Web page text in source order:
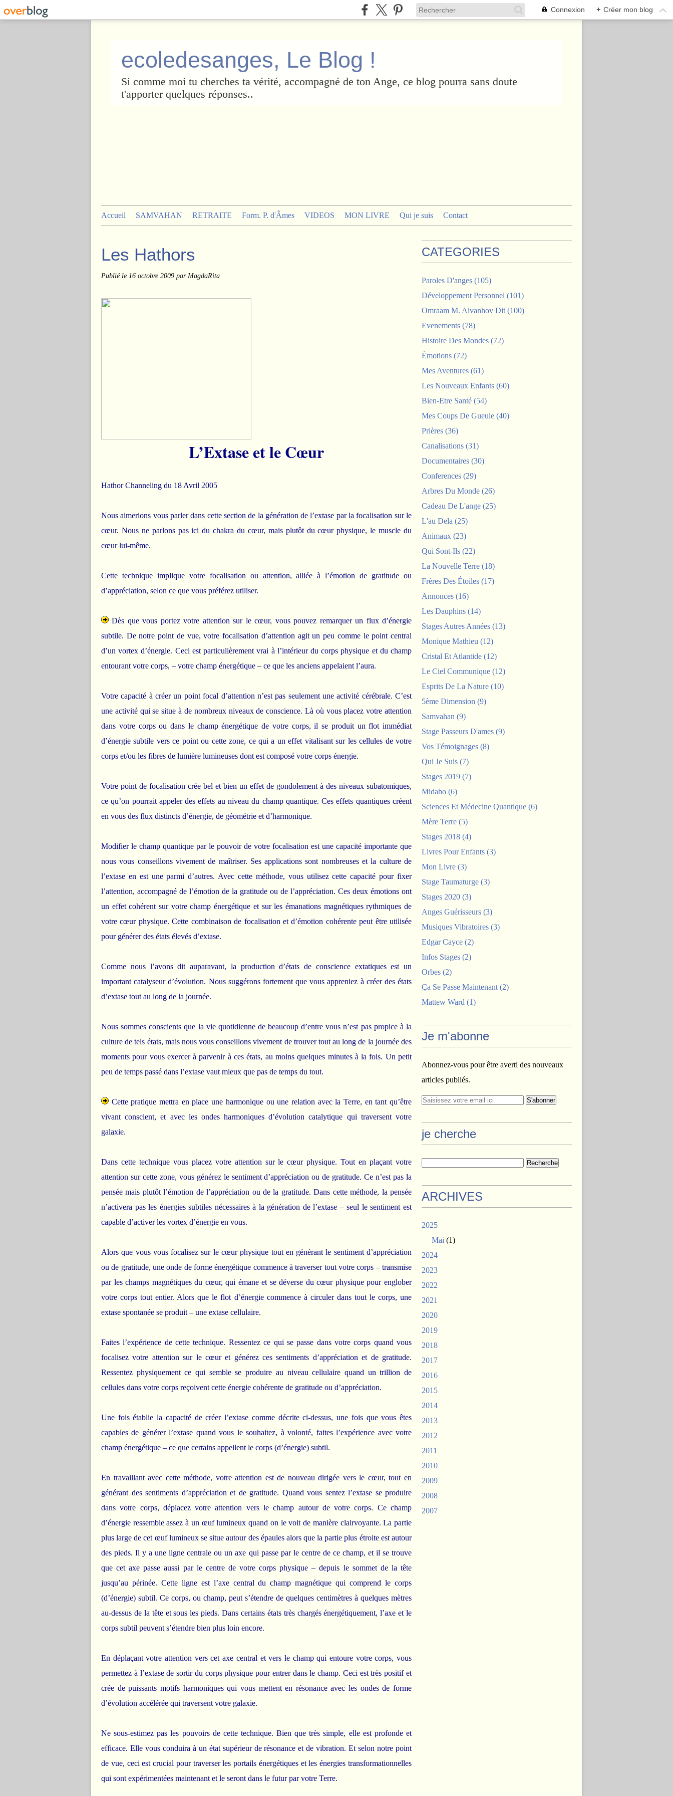
Connexion + Créer mon blog
ecoledesanges, Le Blog !
Si comme moi tu cherches ta vérité, accompagné de ton Ange, ce blog pourra sans doute
t'apporter quelques réponses..
Accueil SAMVAHAN RETRAITE Form. P. d'Âmes VIDEOS MON LIVRE Qui je suis Contact
Les Hathors
Publié le 16 octobre 2009 par MagdaRita
L’Extase et le Cœur
Hathor Channeling du 18 Avril 2005
Nous aimerions vous parler dans cette section de la génération de l’extase par la focalisation sur le
cœur. Nous ne parlons pas ici du chakra du cœur, mais plutôt du cœur physique, le muscle du
cœur lui-même.
Cette technique implique votre focalisation ou attention, alliée à l’émotion de gratitude ou
d’appréciation, selon ce que vous préférez utiliser.
Dès que vous portez votre attention sur le cœur, vous pouvez remarquer un flux d’énergie
subtile. De notre point de vue, votre focalisation d’attention agit un peu comme le point central
d’un vortex d’énergie. Ceci est particulièrement vrai à l’intérieur du corps physique et du champ
entourant votre corps, – votre champ énergétique – ce que les anciens appelaient l’aura.
Votre capacité à créer un point focal d’attention n’est pas seulement une activité cérébrale. C’est
une activité qui se situe à de nombreux niveaux de conscience. Là où vous placez votre attention
dans votre corps ou dans le champ énergétique de votre corps, il se produit un flot immédiat
d’énergie subtile vers ce point ou cette zone, ce qui a un effet vitalisant sur les cellules de votre
corps et/ou les fibres de lumière lumineuses dont est composé votre corps énergie.
Votre point de focalisation crée bel et bien un effet de gondolement à des niveaux subatomiques,
ce qu’on pourrait appeler des effets au niveau du champ quantique. Ces effets quantiques créent
en vous des flux distincts d’énergie, de géométrie et d’harmonique.
Modifier le champ quantique par le pouvoir de votre focalisation est une capacité importante que
nous vous conseillons vivement de maîtriser. Ses applications sont nombreuses et la culture de
l’extase en est une parmi d’autres. Avec cette méthode, vous utilisez cette capacité pour fixer
l’attention, accompagné de l’émotion de la gratitude ou de l’appréciation. Ces deux émotions ont
un effet cohérent sur votre champ énergétique et sur les émanations magnétiques rythmiques de
votre cœur physique. Cette combinaison de focalisation et d’émotion cohérente peut être utilisée
pour générer des états élevés d’extase.
Comme nous l’avons dit auparavant, la production d’états de conscience extatiques est un
important catalyseur d’évolution. Nous suggérons fortement que vous appreniez à créer des états
d’extase tout au long de la journée.
Nous sommes conscients que la vie quotidienne de beaucoup d’entre vous n’est pas propice à la
culture de tels états, mais nous vous conseillons vivement de trouver tout au long de la journée des
moments pour vous exercer à parvenir à ces états, au moins quelques minutes à la fois. Un petit
peu de temps passé dans l’extase vaut mieux que pas de temps du tout.
Cette pratique mettra en place une harmonique ou une relation avec la Terre, en tant qu’être
vivant conscient, et avec les ondes harmoniques d’évolution catalytique qui traversent votre
galaxie.
Dans cette technique vous placez votre attention sur le cœur physique. Tout en plaçant votre
attention sur cette zone, vous générez le sentiment d’appréciation ou de gratitude. Ce n’est pas la
pensée mais plutôt l’émotion de l’appréciation ou de la gratitude. Dans cette méthode, la pensée
n’activera pas les énergies subtiles nécessaires à la génération de l’extase – seul le sentiment est
capable d’activer les vortex d’énergie en vous.
Alors que vous vous focalisez sur le cœur physique tout en générant le sentiment d’appréciation
ou de gratitude, une onde de forme énergétique commence à traverser tout votre corps – transmise
par les champs magnétiques du cœur, qui émane et se déverse du cœur physique pour englober
votre corps tout entier. Alors que le flot d’énergie commence à circuler dans tout le corps, une
extase spontanée se produit – une extase cellulaire.
Faites l’expérience de cette technique. Ressentez ce qui se passe dans votre corps quand vous
focalisez votre attention sur le cœur et générez ces sentiments d’appréciation et de gratitude.
Ressentez physiquement ce qui semble se produire au niveau cellulaire quand un trillion de
cellules dans votre corps reçoivent cette énergie cohérente de gratitude ou d’appréciation.
Une fois établie la capacité de créer l’extase comme décrite ci-dessus, une fois que vous êtes
capables de générer l’extase quand vous le souhaitez, à volonté, faites l’expérience avec votre
champ énergétique – ce que certains appellent le corps (d’énergie) subtil.
En travaillant avec cette méthode, votre attention est de nouveau dirigée vers le cœur, tout en
générant des sentiments d’appréciation et de gratitude. Quand vous sentez l’extase se produire
dans votre corps, déplacez votre attention vers le champ autour de votre corps. Ce champ
d’énergie ressemble assez à un œuf lumineux quand on le voit de manière clairvoyante. La partie
plus large de cet œuf lumineux se situe autour des épaules alors que la partie plus étroite est autour
des pieds. Il y a une ligne centrale ou un axe qui passe par le centre de ce champ, et il se trouve
que cet axe passe aussi par le centre de votre corps physique – depuis le sommet de la tête
jusqu’au périnée. Cette ligne est l’axe central du champ magnétique qui comprend le corps
(d’énergie) subtil. Ce corps, ou champ, peut s’étendre de quelques centimètres à quelques mètres
au-dessus de la tête et sous les pieds. Dans certains états très chargés énergétiquement, l’axe et le
corps subtil peuvent s’étendre bien plus loin encore.
En déplaçant votre attention vers cet axe central et vers le champ qui entoure votre corps, vous
permettez à l’extase de sortir du corps physique pour entrer dans le champ. Ceci est très positif et
crée de puissants motifs harmoniques qui vous mettent en résonance avec les ondes de forme
d’évolution accélérée qui traversent votre galaxie.
Ne sous-estimez pas les pouvoirs de cette technique. Bien que très simple, elle est profonde et
efficace. Elle vous conduira à un état supérieur de résonance et de vibration. Et selon notre point
de vue, ceci est crucial pour traverser les portails énergétiques et les énergies transformationnelles
qui sont expérimentées maintenant et le seront dans le futur par votre Terre.
CATEGORIES
Paroles D'anges (105)
Développement Personnel (101)
Omraam M. Aivanhov Dit (100)
Evenements (78)
Histoire Des Mondes (72)
Émotions (72)
Mes Aventures (61)
Les Nouveaux Enfants (60)
Bien-Etre Santé (54)
Mes Coups De Gueule (40)
Prières (36)
Canalisations (31)
Documentaires (30)
Conferences (29)
Arbres Du Monde (26)
Cadeau De L'ange (25)
L'au Dela (25)
Animaux (23)
Qui Sont-Ils (22)
La Nouvelle Terre (18)
Frères Des Étoiles (17)
Annonces (16)
Les Dauphins (14)
Stages Autres Années (13)
Monique Mathieu (12)
Cristal Et Atlantide (12)
Le Ciel Communique (12)
Esprits De La Nature (10)
5ème Dimension (9)
Samvahan (9)
Stage Passeurs D'ames (9)
Vos Témoignages (8)
Qui Je Suis (7)
Stages 2019 (7)
Midaho (6)
Sciences Et Médecine Quantique (6)
Mère Terre (5)
Stages 2018 (4)
Livres Pour Enfants (3)
Mon Livre (3)
Stage Taumaturge (3)
Stages 2020 (3)
Anges Guérisseurs (3)
Musiques Vibratoires (3)
Edgar Cayce (2)
Infos Stages (2)
Orbes (2)
Ça Se Passe Maintenant (2)
Mattew Ward (1)
Je m'abonne
Abonnez-vous pour être averti des nouveaux
articles publiés.
je cherche
ARCHIVES
2025
Mai (1)
2024
2023
2022
2021
2020
2019
2018
2017
2016
2015
2014
2013
2012
2011
2010
2009
2008
2007